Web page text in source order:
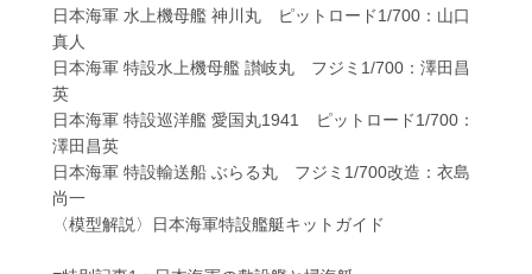
日本海軍 水上機母艦 神川丸 ピットロード1/700：山口
真人
日本海軍 特設水上機母艦 讃岐丸 フジミ1/700：澤田昌
英
日本海軍 特設巡洋艦 愛国丸1941 ピットロード1/700：
澤田昌英
日本海軍 特設輸送船 ぶらる丸 フジミ1/700改造：衣島
尚一
〈模型解説〉日本海軍特設艦艇キットガイド